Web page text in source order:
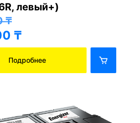
левый+)
₸
₸
Подробнее